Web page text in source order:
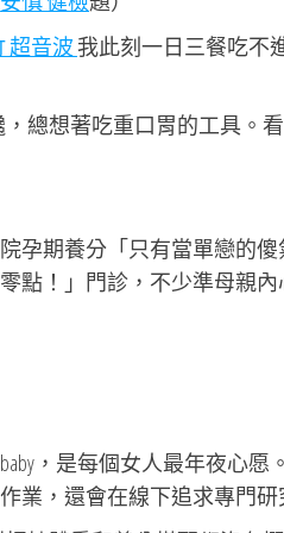
超音波 我此刻一日三餐吃不
，總想著吃重口胃的工具。
孕期養分「只有當單戀的
點！」門診，不少準母親內
，是每個女人最年夜心
業，還會在線下追求專門研